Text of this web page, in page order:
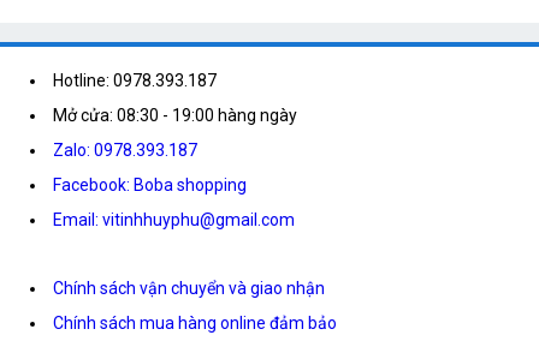
Hotline: 0978.393.187
Mở cửa: 08:30 - 19:00 hàng ngày
Zalo: 0978.393.187
Facebook: Boba shopping
Email: vitinhhuyphu@gmail.com
Chính sách vận chuyển và giao nhận
Chính sách mua hàng online đảm bảo